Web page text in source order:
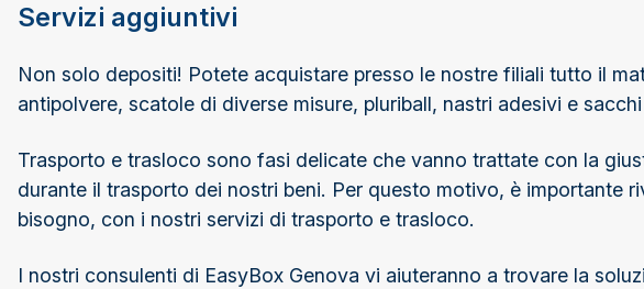
Servizi aggiuntivi
Non solo depositi! Potete acquistare presso le nostre filiali tutto il
antipolvere, scatole di diverse misure, pluriball, nastri adesivi e
Trasporto e trasloco sono fasi delicate che vanno trattate con la
durante il trasporto dei nostri beni. Per questo motivo, è
bisogno, con i nostri servizi di trasporto e trasloco.
I nostri consulenti di EasyBox Genova vi aiuteranno a trovare la